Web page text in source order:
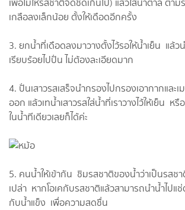
เกลือลงเล็กน้อย ตั้งให้เดือดอีกครั้ง
3. ยกน้ำที่เดือดลงมาวางตั้งไว้รอให้น้ำเย็น แล้ว
เรียบร้อยไปปั่น ไม่ต้องละเอียดมาก
4. ปั่นเสาวรส​เสร็จนำกรองไปกรองเอากากและ
ออก แล้วเทน้ำเสาวรส​ใส่น้ำที่เราวางไว้ให้เย็น ห
ในน้ำทีเดียวเลยก็ได้ค่ะ
5. คนน้ำให้เข้ากัน ชิมรสชาติของน้ำว่าเป็นรสช
เปล่า หากโอเคกับรสชาติแล้วสามารถ​นำน้ำไป
กับน้ำแข็ง เพื่อความสดชื่น